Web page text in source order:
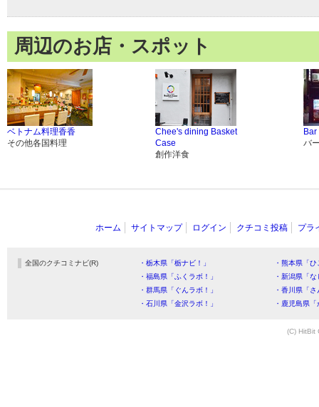
周辺のお店・スポット
ベトナム料理香香
その他各国料理
Chee's dining Basket
Case
創作洋食
Bar
バ
ホーム サイトマップ ログイン クチコミ投稿 プラ
全国のクチコミナビ(R) ・栃木県「栃ナビ！」
・熊本県「
・福島県「ふくラボ！」
・新潟県「
・群馬県「ぐんラボ！」
・香川県「
・石川県「金沢ラボ！」
・鹿児島県
(C) HitBit